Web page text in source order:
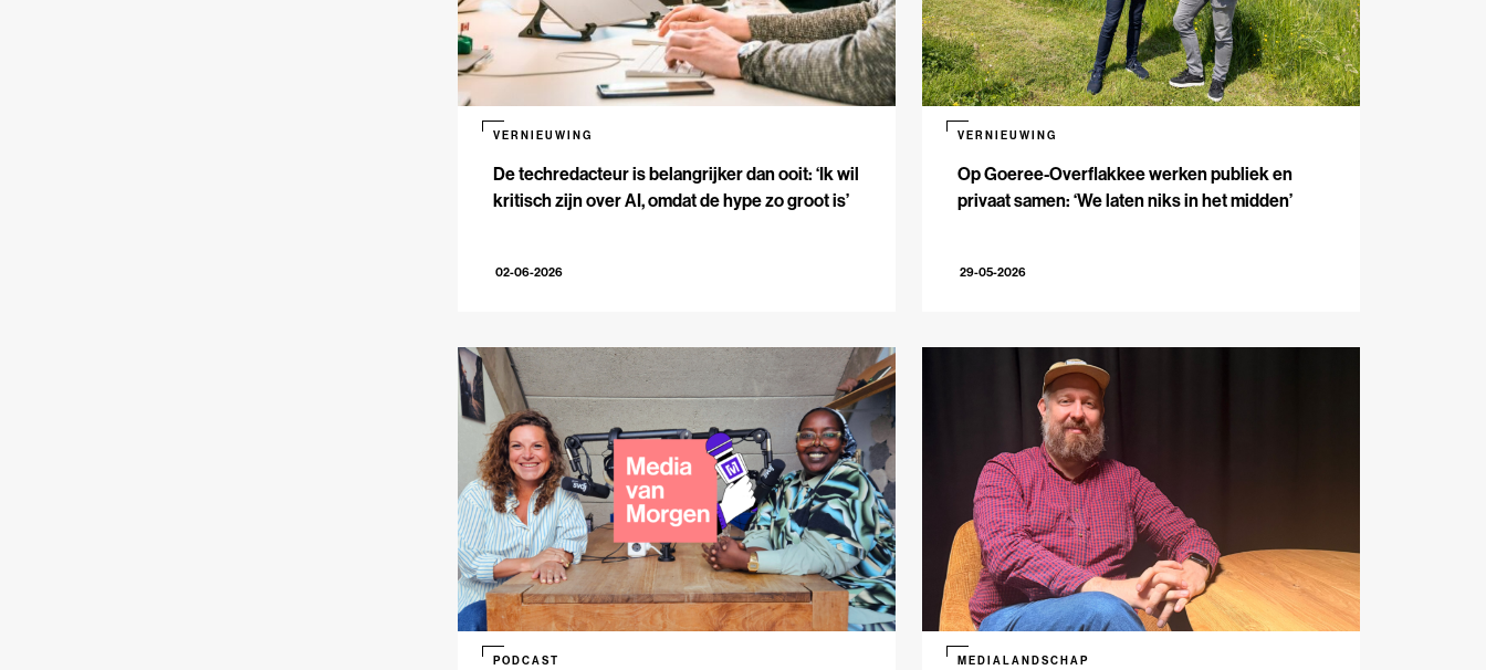
De techredacteur is belangrijker dan ooit: ‘Ik wil
kritisch zijn over AI, omdat de hype zo groot is’
VERNIEUWING
02-06-2026
Op Goeree-Overflakkee werken publiek en
privaat samen: ‘We laten niks in het midden’
VERNIEUWING
29-05-2026
PODCAST MEDIALANDSCHAP